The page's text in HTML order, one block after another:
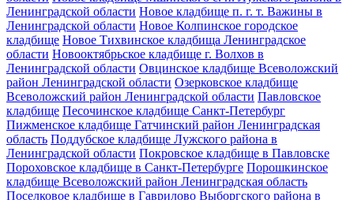
Ленинградской области Новое кладбище п. г. т. Важины в
Ленинградской области Новое Колпинское городское
кладбище Новое Тихвинское кладбища Ленинградское
области Новооктябрьское кладбище г. Волхов в
Ленинградской области Овцинское кладбище Всеволожский
район Ленинградской области Озерковское кладбище
Всеволожский район Ленинградской области Павловское
кладбище Песочинское кладбище Санкт-Петербург
Пижменское кладбище Гатчинский район Ленинградская
область Поддубское кладбище Лужского района в
Ленинградской области Покровское кладбище в Павловске
Пороховское кладбище в Санкт-Петербурге Порошкинское
кладбище Всеволожский район Ленинградская область
Поселковое кладбище в Гаврилово Выборгского района в